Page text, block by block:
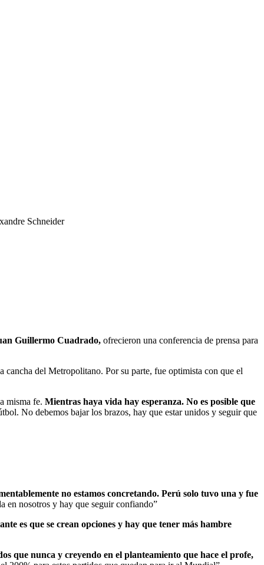
Schneider
Guillermo Cuadrado, ofrecieron una conferencia de prensa para
cancha del Metropolitano. Por su parte, fue optimista con que el
misma fe. Mientras haya vida hay esperanza. No es posible que
No debemos bajar los brazos, hay que estar unidos y seguir que
no estamos concretando. Perú solo tuvo una y fue
en nosotros y hay que seguir confiando”
es que se crean opciones y hay que tener más hambre
que nunca y creyendo en el planteamiento que hace el profe,